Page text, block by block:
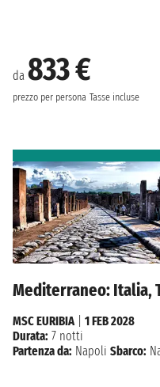
da 833 €
prezzo per persona Tasse incluse
Mediterraneo: Italia,
MSC EURIBIA| 1 FEB 2028
Durata: 7 notti
Partenza da: Napoli Sbarco: